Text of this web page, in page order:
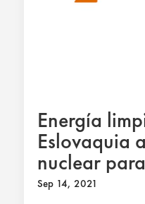
Energía
Eslovaquia
nuclear
potencia
Sep 14, 2021